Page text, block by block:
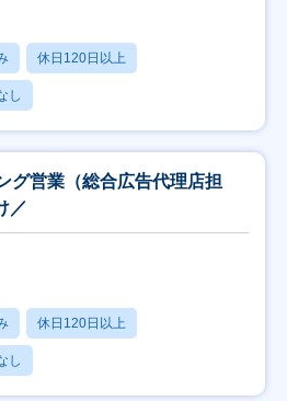
休日120日以上
し
グ営業（総合広告代理店担
／
休日120日以上
し